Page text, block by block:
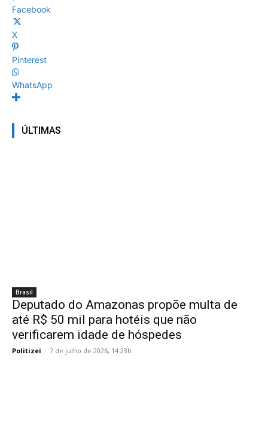
Facebook
X
Pinterest
WhatsApp
ÚLTIMAS
Brasil
Deputado do Amazonas propõe multa de
até R$ 50 mil para hotéis que não
verificarem idade de hóspedes
Politizei - 7 de julho de 2026, 14:23h